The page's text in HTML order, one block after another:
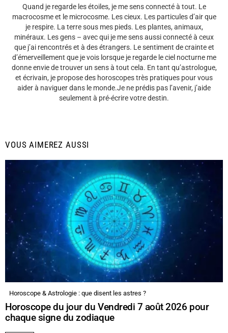
Quand je regarde les étoiles, je me sens connecté à tout. Le
macrocosme et le microcosme. Les cieux. Les particules d’air que
je respire. La terre sous mes pieds. Les plantes, animaux,
minéraux. Les gens – avec qui je me sens aussi connecté à ceux
que j’ai rencontrés et à des étrangers. Le sentiment de crainte et
d’émerveillement que je vois lorsque je regarde le ciel nocturne me
donne envie de trouver un sens à tout cela. En tant qu’astrologue,
et écrivain, je propose des horoscopes très pratiques pour vous
aider à naviguer dans le monde.Je ne prédis pas l’avenir, j’aide
seulement à pré-écrire votre destin.
VOUS AIMEREZ AUSSI
Horoscope & Astrologie : que disent les astres ?
Horoscope du jour du Vendredi 7 août 2026 pour
chaque signe du zodiaque